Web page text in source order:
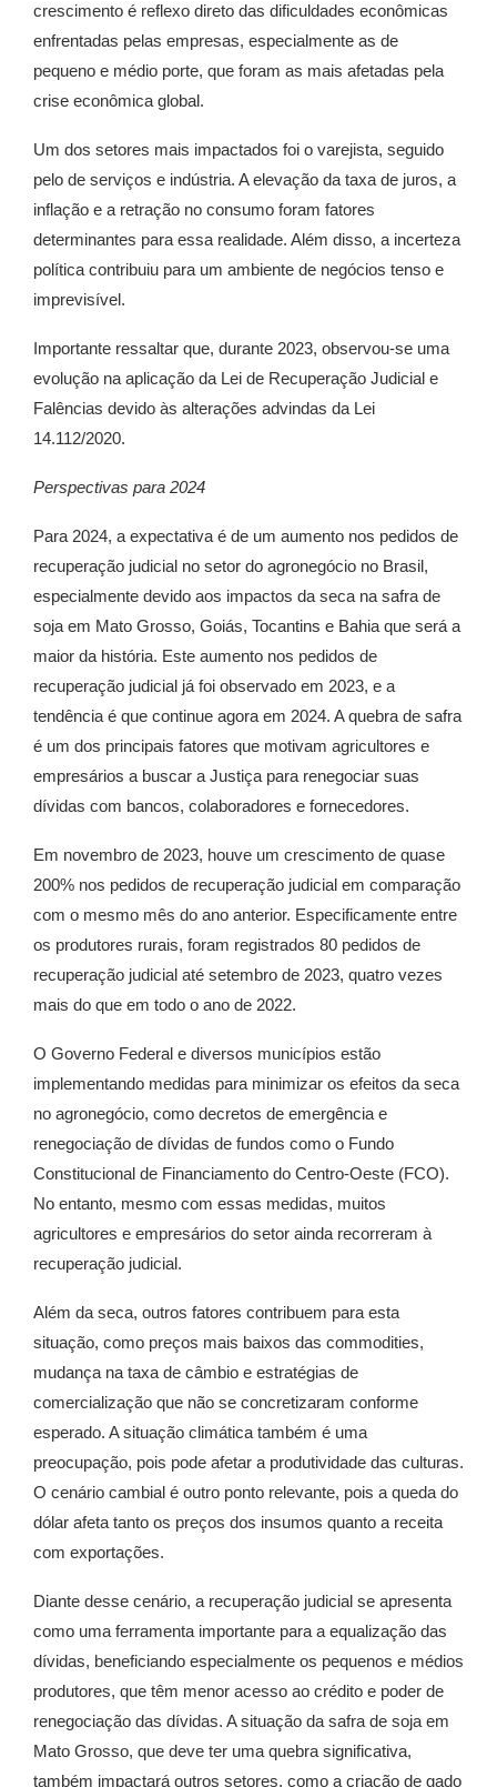
crescimento é reflexo direto das dificuldades econômicas
enfrentadas pelas empresas, especialmente as de
pequeno e médio porte, que foram as mais afetadas pela
crise econômica global.
Um dos setores mais impactados foi o varejista, seguido
pelo de serviços e indústria. A elevação da taxa de juros, a
inflação e a retração no consumo foram fatores
determinantes para essa realidade. Além disso, a incerteza
política contribuiu para um ambiente de negócios tenso e
imprevisível.
Importante ressaltar que, durante 2023, observou-se uma
evolução na aplicação da Lei de Recuperação Judicial e
Falências devido às alterações advindas da Lei
14.112/2020.
Perspectivas para 2024
Para 2024, a expectativa é de um aumento nos pedidos de
recuperação judicial no setor do agronegócio no Brasil,
especialmente devido aos impactos da seca na safra de
soja em Mato Grosso, Goiás, Tocantins e Bahia que será a
maior da história. Este aumento nos pedidos de
recuperação judicial já foi observado em 2023, e a
tendência é que continue agora em 2024. A quebra de safra
é um dos principais fatores que motivam agricultores e
empresários a buscar a Justiça para renegociar suas
dívidas com bancos, colaboradores e fornecedores.
Em novembro de 2023, houve um crescimento de quase
200% nos pedidos de recuperação judicial em comparação
com o mesmo mês do ano anterior. Especificamente entre
os produtores rurais, foram registrados 80 pedidos de
recuperação judicial até setembro de 2023, quatro vezes
mais do que em todo o ano de 2022.
O Governo Federal e diversos municípios estão
implementando medidas para minimizar os efeitos da seca
no agronegócio, como decretos de emergência e
renegociação de dívidas de fundos como o Fundo
Constitucional de Financiamento do Centro-Oeste (FCO).
No entanto, mesmo com essas medidas, muitos
agricultores e empresários do setor ainda recorreram à
recuperação judicial.
Além da seca, outros fatores contribuem para esta
situação, como preços mais baixos das commodities,
mudança na taxa de câmbio e estratégias de
comercialização que não se concretizaram conforme
esperado. A situação climática também é uma
preocupação, pois pode afetar a produtividade das culturas.
O cenário cambial é outro ponto relevante, pois a queda do
dólar afeta tanto os preços dos insumos quanto a receita
com exportações.
Diante desse cenário, a recuperação judicial se apresenta
como uma ferramenta importante para a equalização das
dívidas, beneficiando especialmente os pequenos e médios
produtores, que têm menor acesso ao crédito e poder de
renegociação das dívidas. A situação da safra de soja em
Mato Grosso, que deve ter uma quebra significativa,
também impactará outros setores, como a criação de gado